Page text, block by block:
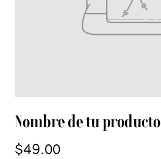
Nombre de tu producto
$49.00